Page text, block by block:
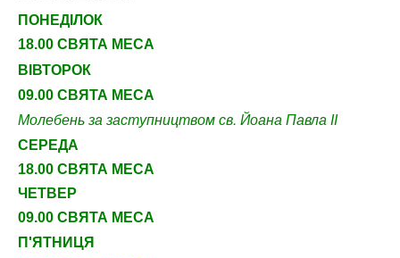
ПОНЕДІЛОК
18.00 СВЯТА МЕСА
ВІВТОРОК
09.00 СВЯТА МЕСА
Молебень за заступництвом св. Йоана Павла ІІ
СЕРЕДА
18.00 СВЯТА МЕСА
ЧЕТВЕР
09.00 СВЯТА МЕСА
П'ЯТНИЦЯ